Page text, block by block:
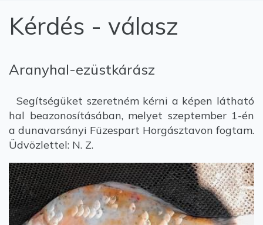
Kérdés - válasz
Aranyhal-ezüstkárász
Segítségüket szeretném kérni a képen látható
hal beazonosításában, melyet szeptember 1-én
a dunavarsányi Füzespart Horgásztavon fogtam.
Üdvözlettel: N. Z.